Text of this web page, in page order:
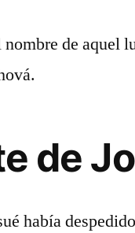
de aquel
de
había